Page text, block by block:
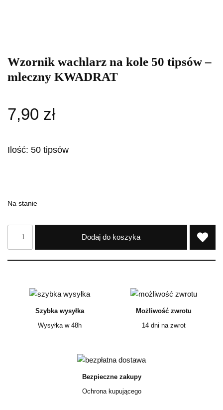
Wzornik wachlarz na kole 50 tipsów –
mleczny KWADRAT
7,90 zł
Ilość: 50 tipsów
Na stanie
Dodaj do koszyka
Szybka wysyłka
Wysyłka w 48h
Możliwość zwrotu
14 dni na zwrot
Bezpieczne zakupy
Ochrona kupującego